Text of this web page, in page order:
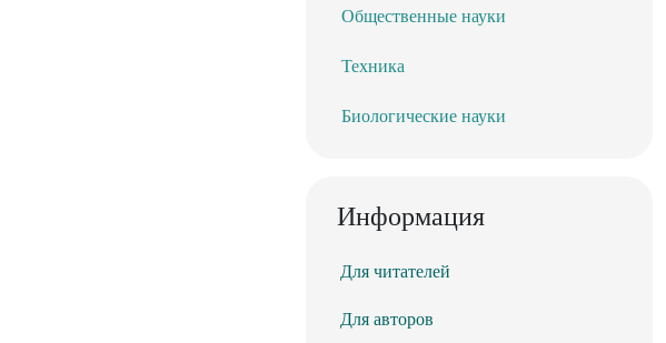
Общественные науки
Техника
Биологические науки
Информация
Для читателей
Для авторов